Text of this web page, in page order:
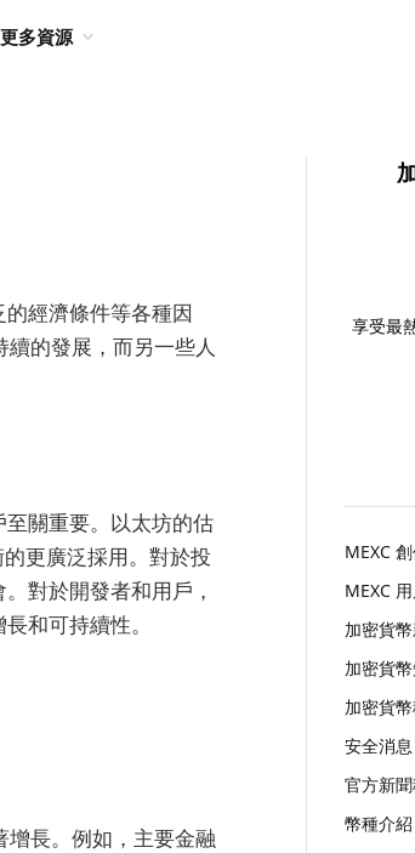
更多資源
經濟條件等各種因
的發展，而另一些人
關重要。以太坊的估
更廣泛採用。對於投
對於開發者和用戶，
和可持續性。
長。例如，主要金融
享受最
MEXC
MEXC
加密貨
加密貨
加密貨
安全消息
官方新
幣種介紹